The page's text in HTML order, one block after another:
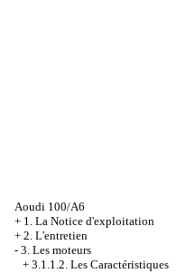
Aoudi 100/A6
+ 1. La Notice d'exploitation
+ 2. L'entretien
- 3. Les moteurs
+ 3.1.1.2. Les Caractéristiques